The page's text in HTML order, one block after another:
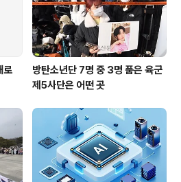
..
로
방탄소년단 7명 중 3명 품은 육군
제5사단은 어떤 곳